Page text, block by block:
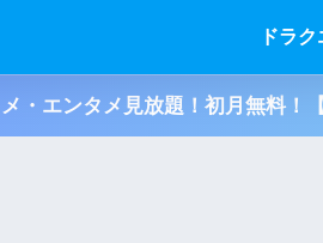
ドラ
・エンタメ見放題！初月無料！